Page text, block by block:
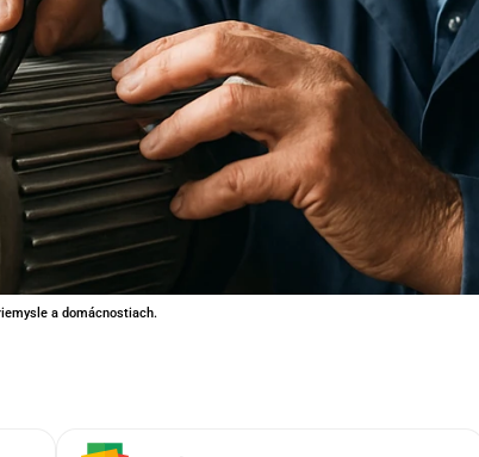
a domácnostiach.